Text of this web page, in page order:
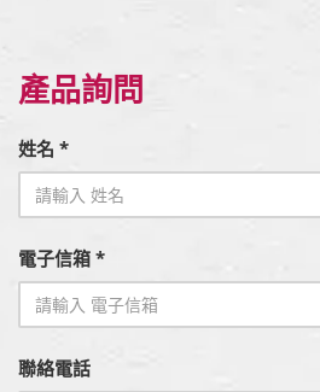
產品詢問
姓名 *
電子信箱 *
聯絡電話